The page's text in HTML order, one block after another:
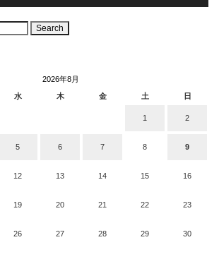
2026年8月
水 木 金 土 日
1 2
5 6 7 8 9
12 13 14 15 16
19 20 21 22 23
26 27 28 29 30